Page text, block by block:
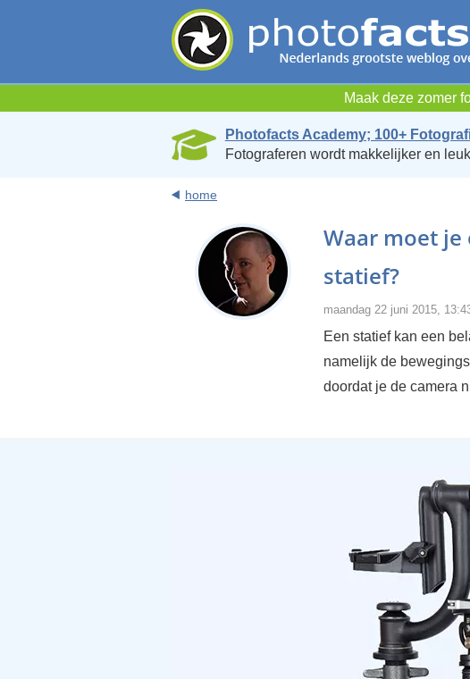
Maak deze zomer
Photofacts Academy; 100+
Fotograferen wordt makkelijker en
home
Waar moet je
statief?
maandag 22 juni 2015,
Een statief kan een
namelijk de
doordat je de camera